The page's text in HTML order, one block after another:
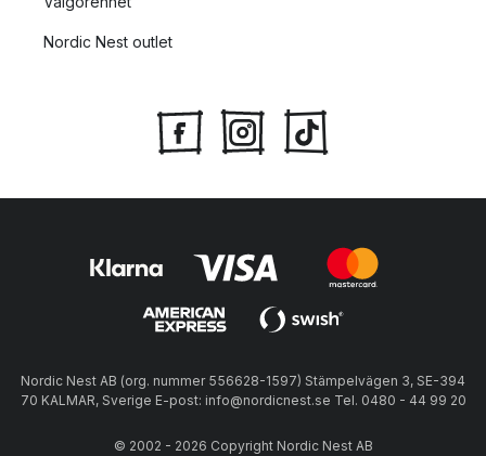
Nordic Nest outlet
Nordic Nest AB (org. nummer 556628-1597) Stämpelvägen 3, SE-394
70 KALMAR, Sverige E-post: info@nordicnest.se Tel. 0480 - 44 99 20
© 2002 - 2026 Copyright Nordic Nest AB